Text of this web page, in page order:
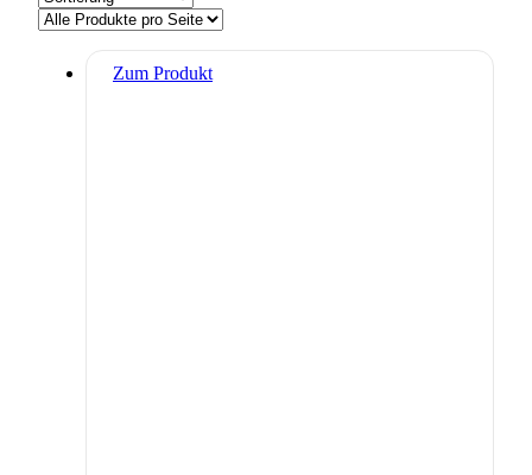
Zum Produkt